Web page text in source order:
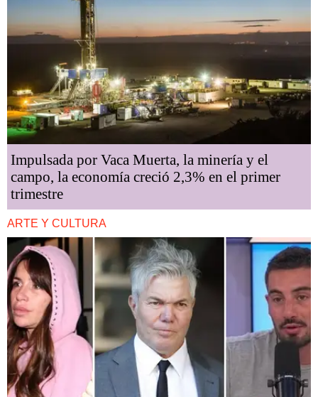
Impulsada por Vaca Muerta, la minería y el
campo, la economía creció 2,3% en el primer
trimestre
ARTE Y CULTURA